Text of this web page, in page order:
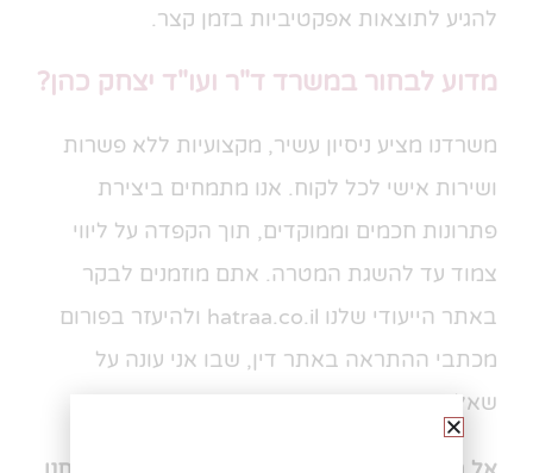
להגיע לתוצאות אפקטיביות בזמן קצר.
מדוע לבחור במשרד ד"ר ועו"ד יצחק כהן?
משרדנו מציע ניסיון עשיר, מקצועיות ללא פשרות
ושירות אישי לכל לקוח. אנו מתמחים ביצירת
פתרונות חכמים וממוקדים, תוך הקפדה על ליווי
צמוד עד להשגת המטרה. אתם מוזמנים לבקר
באתר הייעודי שלנו hatraa.co.il ולהיעזר בפורום
מכתבי ההתראה באתר דין, שבו אני עונה על
שאלות ומעניק ייעוץ מקצועי ראשוני.